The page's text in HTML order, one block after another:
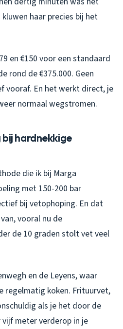
haar precies bij het
en €150 voor een standaard
rond de €375.000. Geen
vooraf. En het werkt direct, je
normaal wegstromen.
hardnekkige
die ik bij Marga
met 150-200 bar
bij vetophoping. En dat
vooral nu de
de 10 graden stolt vet veel
en de Leyens, waar
regelmatig koken. Frituurvet,
als je het door de
meter verderop in je